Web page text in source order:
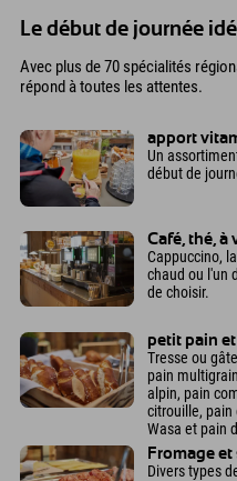
Le début de journée
Avec plus de 70 spécialités
répond à toutes les attentes.
apport
Un
début de
Café, thé, à
Cappuccino,
chaud ou l'un
de choisir.
petit pain
Tresse ou
pain
alpin, pain
citrouille, pain
Wasa et pain
Fromage
Divers types